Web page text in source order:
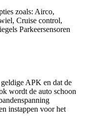
zoals: Airco,
Cruise control,
Parkeersensoren
APK en dat de
wordt de auto schoon
instappen voor het